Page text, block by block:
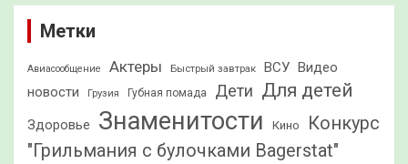
Метки
Авиасообщение Актеры Быстрый завтрак ВСУ Видео
новости
Грузия Губная помада Дети Для детей
Здоровье Знаменитости Кино
Конкурс
"Грильмания с булочками Bagerstat"